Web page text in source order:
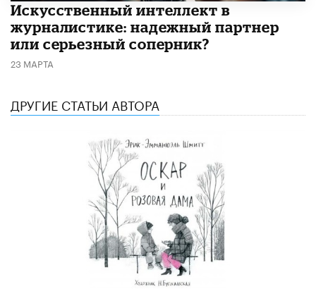
Искусственный интеллект в
журналистике: надежный партнер
или серьезный соперник?
23 МАРТА
ДРУГИЕ СТАТЬИ АВТОРА